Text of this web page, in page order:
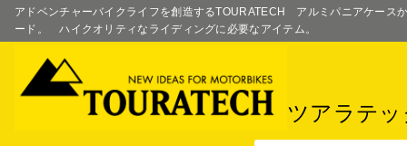
アドベンチャーバイクライフを創造するTOURATECH アルミパニアケース
ード。 ハイクオリティなライディングに必要なアイテム。
ツアラテ